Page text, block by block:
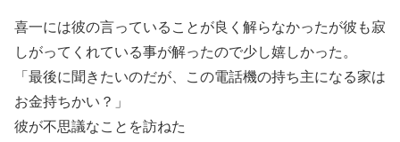
喜一には彼の言っていることが良く解らなかったが彼も寂
しがってくれている事が解ったので少し嬉しかった。
「最後に聞きたいのだが、この電話機の持ち主になる家は
お金持ちかい？」
彼が不思議なことを訪ねた